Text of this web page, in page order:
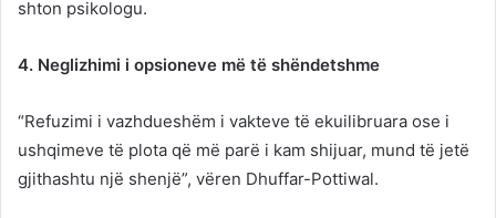
shton psikologu.
4. Neglizhimi i opsioneve më të shëndetshme
“Refuzimi i vazhdueshëm i vakteve të ekuilibruara ose i
ushqimeve të plota që më parë i kam shijuar, mund të jetë
gjithashtu një shenjë”, vëren Dhuffar-Pottiwal.